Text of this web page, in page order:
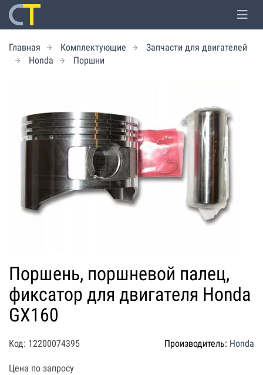
Главная Комплектующие
Запчасти для двигателей
Honda
Поршни
Поршень, поршневой палец,
фиксатор для двигателя Honda
GX160
Код: 12200074395 Производитель: Honda
Цена по запросу